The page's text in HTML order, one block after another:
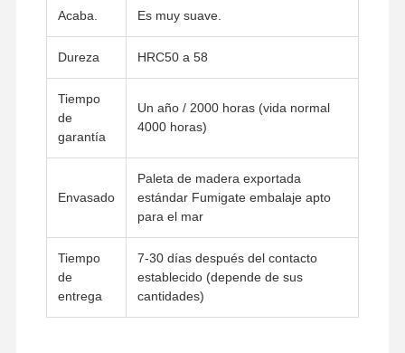
Pernos de pista
Accesorio de excavadora
Cubo de excavadora
Dientes de cubo
El extremo de corte del dozer
Brazo del excavador
Acaba. Es muy suave.
Dureza HRC50 a 58
Tiempo
de
garantía
Un año / 2000 horas (vida normal
4000 horas)
Envasado
Paleta de madera exportada
estándar Fumigate embalaje apto
para el mar
Tiempo
de
entrega
7-30 días después del contacto
establecido (depende de sus
cantidades)